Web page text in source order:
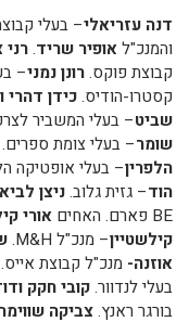
דנה עזריאלי– בעלי
והמנכ"לאופיר שריד.רני
קבוצת פוקס.רונן נמני–
קסטרו-הודיס.כידן דהרי
שביט– בעלי המשביר
שומר– בעלי צומת ספרים.
הלפרין– בעלי אופטיקה
הוד– גזית גלוב.ניצן לביא
BE פארם. האחים
אורי
קילשטיין– מנכ"ל M&H.
אוזנה- מנכ"ל קבוצת אייס.
בעלי לנדוור.קובי חקק
בורגר ראנץ.צביקה